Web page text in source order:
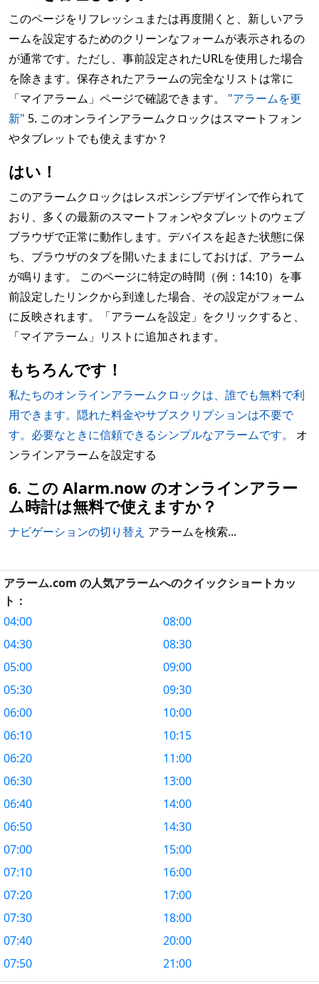
このページをリフレッシュまたは再度開くと、新しいアラ
ームを設定するためのクリーンなフォームが表示されるの
が通常です。ただし、事前設定されたURLを使用した場合
を除きます。保存されたアラームの完全なリストは常に
「マイアラーム」ページで確認できます。 "アラームを更
新" 5. このオンラインアラームクロックはスマートフォン
やタブレットでも使えますか？
はい！
このアラームクロックはレスポンシブデザインで作られて
おり、多くの最新のスマートフォンやタブレットのウェブ
ブラウザで正常に動作します。デバイスを起きた状態に保
ち、ブラウザのタブを開いたままにしておけば、アラーム
が鳴ります。 このページに特定の時間（例：14:10）を事
前設定したリンクから到達した場合、その設定がフォーム
に反映されます。「アラームを設定」をクリックすると、
「マイアラーム」リストに追加されます。
もちろんです！
私たちのオンラインアラームクロックは、誰でも無料で利
用できます。隠れた料金やサブスクリプションは不要で
す。必要なときに信頼できるシンプルなアラームです。
オ
ンラインアラームを設定する
6. この Alarm.now のオンラインアラー
ム時計は無料で使えますか？
ナビゲーションの切り替え アラームを検索...
アラーム.com の人気アラームへのクイックショートカッ
ト：
04:00
04:30
05:00
05:30
06:00
06:10
06:20
06:30
06:40
06:50
07:00
07:10
07:20
07:30
07:40
07:50
08:00
08:30
09:00
09:30
10:00
10:15
11:00
13:00
14:00
14:30
15:00
16:00
17:00
18:00
20:00
21:00